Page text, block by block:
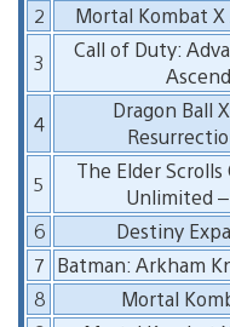
2
Mortal Kombat X
3
Call of Duty:
4
Dragon Ball
5
The Elder
Unlimited –
6
Destiny
7 Batman: Arkham
8
Mortal